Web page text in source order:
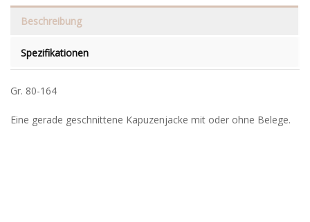
Beschreibung
Spezifikationen
Gr. 80-164
Eine gerade geschnittene Kapuzenjacke mit oder ohne Belege.